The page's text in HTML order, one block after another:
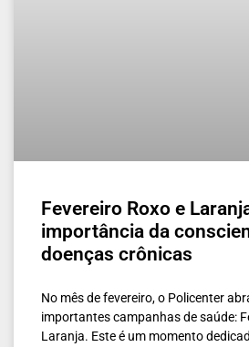
Fevereiro Roxo e
importância da
doenças crônicas
No mês de fevereiro, o Policenter
importantes campanhas de saúde:
Laranja. Este é um momento